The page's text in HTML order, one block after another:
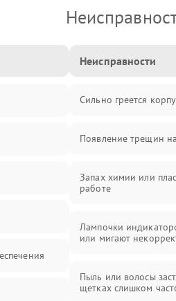
Неисправности
Сильно греется
Появление трещин
Запах химии или
работе
Лампочки
или мигают
Пыль или волосы
щетках слишком